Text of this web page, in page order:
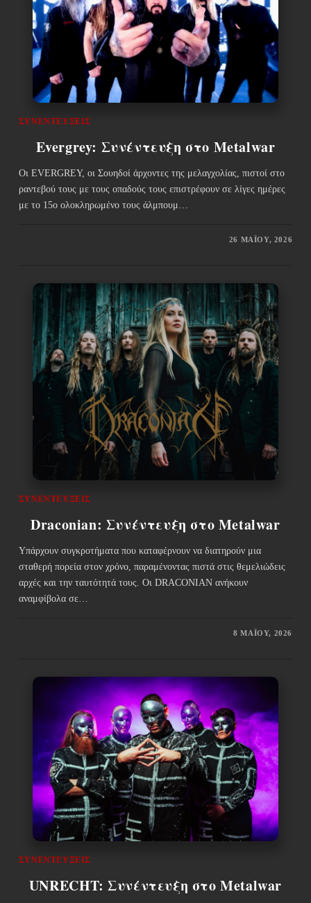
ΣΥΝΕΝΤΕΎΞΕΙΣ
Evergrey: Συνέντευξη στο Metalwar
Oι EVERGREY, οι Σουηδοί άρχοντες της μελαγχολίας, πιστοί στο
ραντεβού τους με τους οπαδούς τους επιστρέφουν σε λίγες ημέρες
με το 15ο ολοκληρωμένο τους άλμπουμ…
26 ΜΑΪ́ΟΥ, 2026
ΣΥΝΕΝΤΕΎΞΕΙΣ
Draconian: Συνέντευξη στο Metalwar
Υπάρχουν συγκροτήματα που καταφέρνουν να διατηρούν μια
σταθερή πορεία στον χρόνο, παραμένοντας πιστά στις θεμελιώδεις
αρχές και την ταυτότητά τους. Οι DRACONIAN ανήκουν
αναμφίβολα σε…
8 ΜΑΪ́ΟΥ, 2026
ΣΥΝΕΝΤΕΎΞΕΙΣ
UNRECHT: Συνέντευξη στο Metalwar